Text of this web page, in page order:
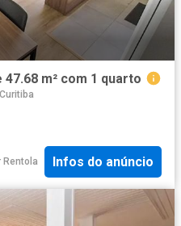
m² com 1 quarto
Rentola Infos do anúncio